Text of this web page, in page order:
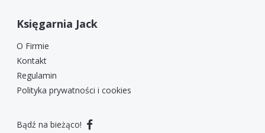
Księgarnia Jack
O Firmie
Kontakt
Regulamin
Polityka prywatności i cookies
Bądź na bieżąco!